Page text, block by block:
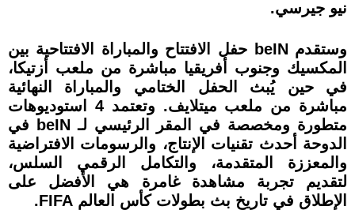
نيو جيرسي.
وستقدم beIN حفل الافتتاح والمباراة الافتتاحية بين
المكسيك وجنوب أفريقيا مباشرة من ملعب أزتيكا،
في حين يُبث الحفل الختامي والمباراة النهائية
مباشرة من ملعب ميتلايف. وتعتمد 4 استوديوهات
متطورة ومخصصة في المقر الرئيسي لـ beIN في
الدوحة أحدث تقنيات الإنتاج، والرسومات الافتراضية
والمعززة المتقدمة، والتكامل الرقمي السلس،
لتقديم تجربة مشاهدة غامرة هي الأفضل على
الإطلاق في تاريخ بث بطولات كأس العالم FIFA.